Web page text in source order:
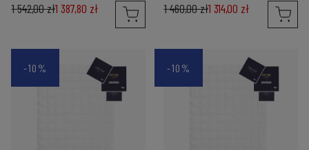
1 542,00 zł1 387,80 zł 1 460,00 zł1 314,00 zł
-10% -10%